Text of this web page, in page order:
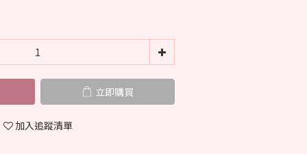
立即購買
加入追蹤清單